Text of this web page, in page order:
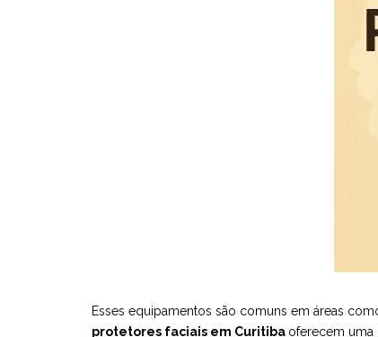
Esses equipamentos são comuns em áreas
protetores faciais em Curitiba oferecem uma